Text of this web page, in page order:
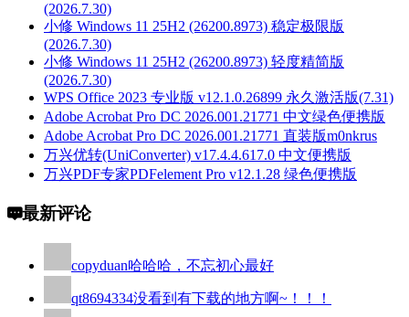
(2026.7.30)
小修 Windows 11 25H2 (26200.8973) 稳定极限版
(2026.7.30)
小修 Windows 11 25H2 (26200.8973) 轻度精简版
(2026.7.30)
WPS Office 2023 专业版 v12.1.0.26899 永久激活版(7.31)
Adobe Acrobat Pro DC 2026.001.21771 中文绿色便携版
Adobe Acrobat Pro DC 2026.001.21771 直装版m0nkrus
万兴优转(UniConverter) v17.4.4.617.0 中文便携版
万兴PDF专家PDFelement Pro v12.1.28 绿色便携版
最新评论
copyduan哈哈哈，不忘初心最好
qt8694334没看到有下载的地方啊~！！！